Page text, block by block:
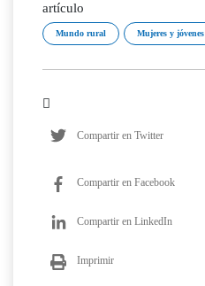
artículo
Mundo rural Mujeres y jóvenes
Compartir en Twitter
Compartir en Facebook
Compartir en LinkedIn
Imprimir